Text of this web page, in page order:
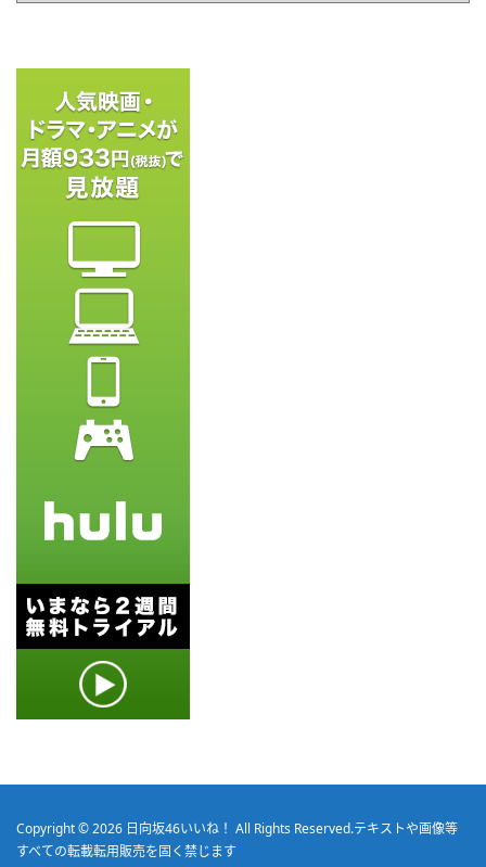
Copyright © 2026 日向坂46いいね！ All Rights Reserved.テキストや画像等
すべての転載転用販売を固く禁じます